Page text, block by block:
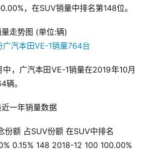
，在SUV销量中排名第148位。
走势图 (单位:辆)
广汽本田VE-1销量在2019年10月
辆。
一年销量数据
份额 占SUV份额 在SUV中排名
0.15% 148 2018-12 100 100.00%